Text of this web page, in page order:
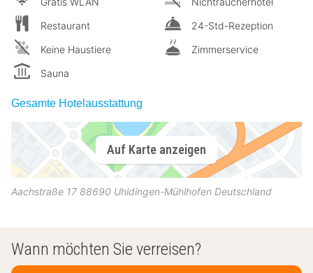
Restaurant
Keine Haustiere
Sauna
24-Std-Rezeption
Zimmerservice
Gesamte Hotelausstattung
Auf Karte anzeigen
Aachstraße 17 88690 Uhldingen-Mühlhofen Deutschland
Wann möchten Sie verreisen?